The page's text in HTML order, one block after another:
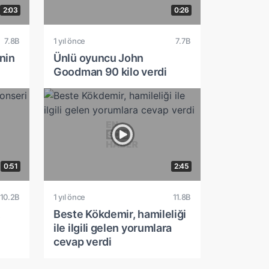
2:03
7.8B
0:26
1 yıl önce 7.7B
Ünlü oyuncu John
Goodman 90 kilo verdi
0:51
10.2B
2:45
1 yıl önce 11.8B
Beste Kökdemir, hamileliği
ile ilgili gelen yorumlara
cevap verdi